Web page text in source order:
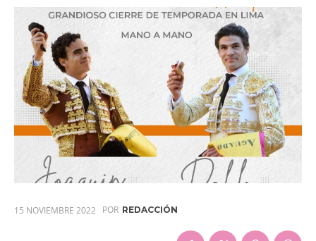
15 NOVIEMBRE 2022 POR REDACCIÓN